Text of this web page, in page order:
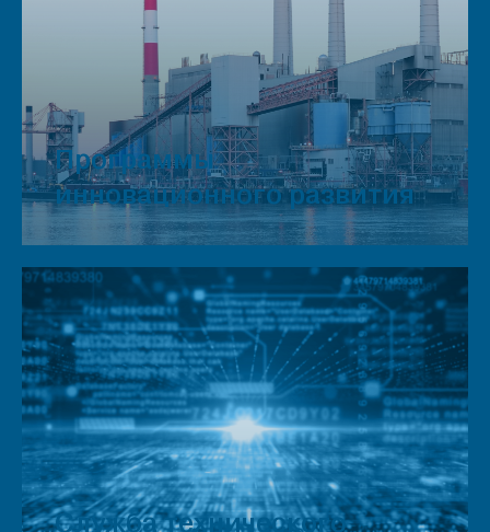
Программы
инновационного развития
Служба технического